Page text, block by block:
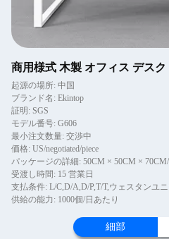
商用様式 木製 オフィス デス
起源の場所: 中国
ブランド名: Ekintop
証明: SGS
モデル番号: G606
最小注文数量: 交渉中
価格: US/negotiated/piece
パッケージの詳細: 50CM × 50CM ×
受渡し時間: 15 営業日
支払条件: L/C,D/A,D/P,T/T,ウェスタンユ
供給の能力: 1000個/日あたり
細部